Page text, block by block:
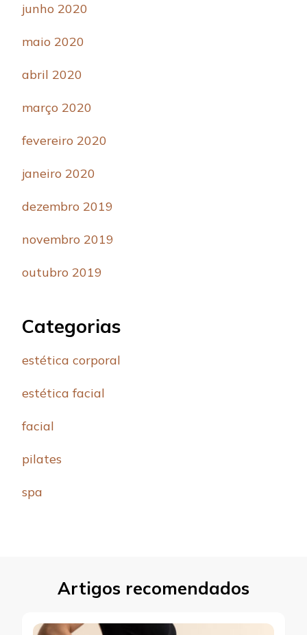
junho 2020
maio 2020
abril 2020
março 2020
fevereiro 2020
janeiro 2020
dezembro 2019
novembro 2019
outubro 2019
Categorias
estética corporal
estética facial
facial
pilates
spa
Artigos recomendados